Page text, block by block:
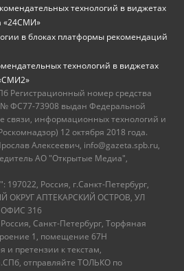
технологий в виджетах
«24СМИ»
в блоках платформы рекомендаций
технологий в виджетах
Регистрационный номер средства
ФС77-73908 выдан Федеральной
связи, информационных технологий и
12 октября 2018 года.
Алексеевич, info@gazeta.spb.ru,
АО "Открытые Медиа",
Россия, г.Санкт-Петербург,
ОКРУГ АПТЕКАРСКИЙ ОСТРОВ, УЛ
316
Санкт-Петербург, Торфяная
1, помещение 67Н
и претензии к текстам,
отправляйте ТОЛЬКО по